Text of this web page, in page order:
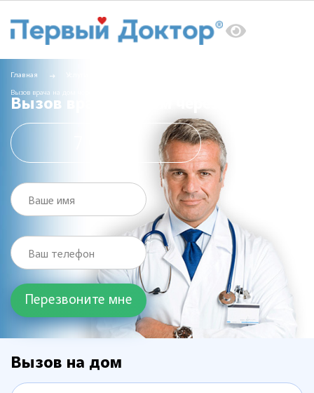
Главная
Вызов врача на дом через интернет
Вызов врача на дом через интернет
Ваше имя
Ваш телефон
Вызов на дом